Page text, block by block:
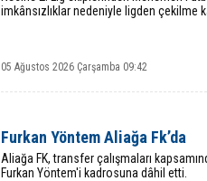
imkânsızlıklar nedeniyle ligden çekilme
05 Ağustos 2026 Çarşamba 09:42
Furkan Yöntem Aliağa Fk’da
​Aliağa FK, transfer çalışmaları
Furkan Yöntem'i kadrosuna dâhil etti.